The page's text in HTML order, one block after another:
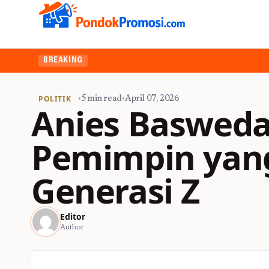
BREAKING
POLITIK •5 min read•April 07, 2026
Anies
Pemimpin
Generasi Z
Editor
Author